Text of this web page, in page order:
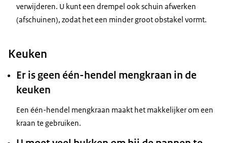
verwijderen. U kunt een drempel ook schuin afwerken
(afschuinen), zodat het een minder groot obstakel vormt.
Keuken
Er is geen één-hendel mengkraan in de
keuken
Een één-hendel mengkraan maakt het makkelijker om een
kraan te gebruiken.